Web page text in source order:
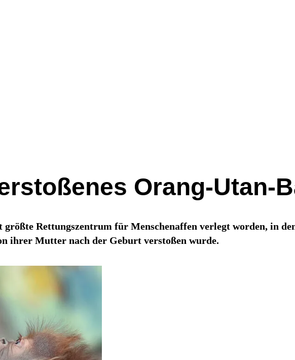
Orang-Utan-
Rettungszentrum für Menschenaffen verlegt worden, in
ihrer Mutter nach der Geburt verstoßen wurde.